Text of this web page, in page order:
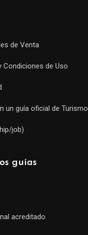
de Venta
Condiciones de Uso
un guía oficial de Turismo
job)
guías
acreditado